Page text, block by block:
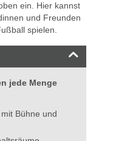
ein. Hier kannst
und Freunden
spielen.
jede Menge
Bühne und